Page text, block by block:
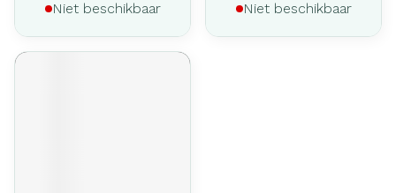
Niet beschikbaar Niet beschikbaar